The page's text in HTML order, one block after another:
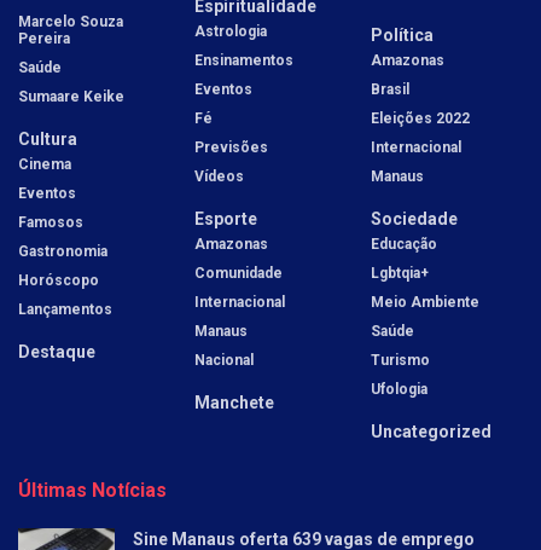
Marcelo Souza
Pereira
Saúde
Sumaare Keike
Cultura
Cinema
Eventos
Famosos
Gastronomia
Horóscopo
Lançamentos
Destaque
Espiritualidade
Astrologia
Ensinamentos
Eventos
Fé
Previsões
Vídeos
Esporte
Amazonas
Comunidade
Internacional
Manaus
Nacional
Manchete
Política
Amazonas
Brasil
Eleições 2022
Internacional
Manaus
Sociedade
Educação
Lgbtqia+
Meio Ambiente
Saúde
Turismo
Ufologia
Uncategorized
Últimas Notícias
Sine Manaus oferta 639 vagas de emprego